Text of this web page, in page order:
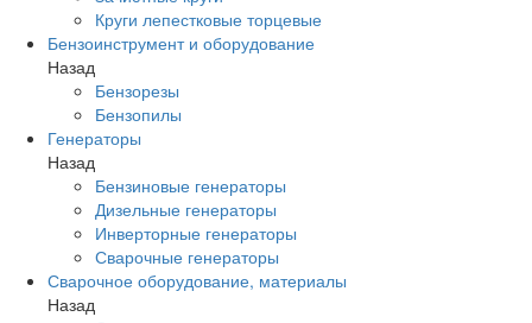
Круги лепестковые торцевые
Бензоинструмент и оборудование
Назад
Бензорезы
Бензопилы
Генераторы
Назад
Бензиновые генераторы
Дизельные генераторы
Инверторные генераторы
Сварочные генераторы
Сварочное оборудование, материалы
Назад